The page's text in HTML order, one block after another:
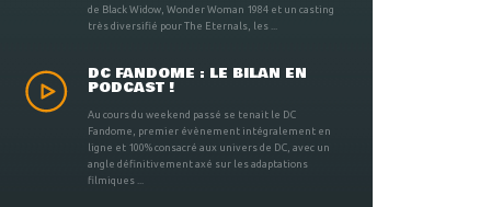
de Black Widow, Wonder Woman 1984 et un casting
très diversifié pour The Eternals, les ...
DC FANDOME : LE BILAN EN
PODCAST !
Au cours du weekend passé se tenait le DC
Fandome, premier évènement intégralement en
ligne et 100% consacré aux univers de DC, avec un
angle définitivement axé sur les adaptations
filmiques ...